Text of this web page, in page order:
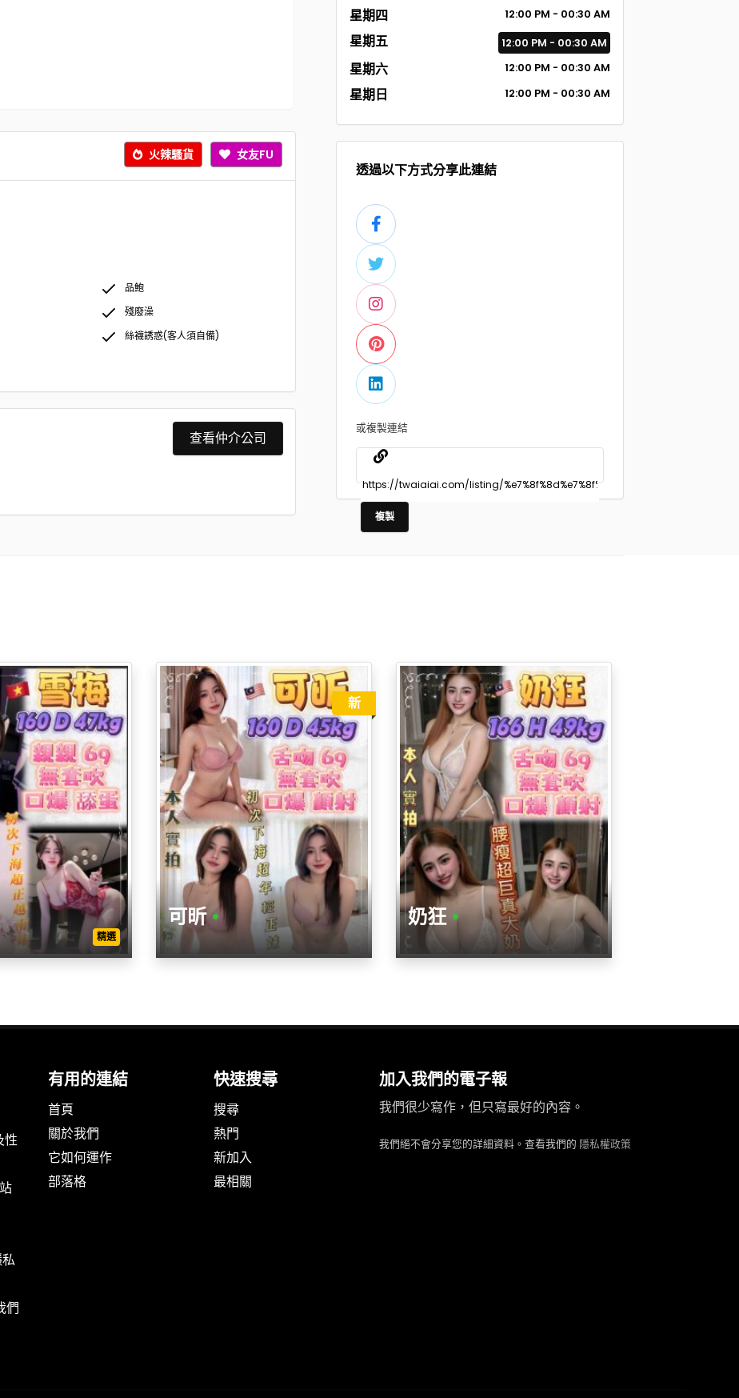
火辣騷貨 女友FU
品鮑
殘廢澡
絲襪誘惑(客人須自備)
查看仲介公司
星期四 12:00 PM - 00:30 AM
星期五 12:00 PM - 00:30 AM
星期六 12:00 PM - 00:30 AM
星期日 12:00 PM - 00:30 AM
透過以下方式分享此連結
或複製連結
複製
精選
新
可昕•
身材
奶狂•
身材
性別
國籍
膚色
性
們
有用的連結
首頁
關於我們
它如何運作
部落格
快速搜尋
搜尋
熱門
新加入
最相關
加入我們的電子報
我們很少寫作，但只寫最好的內容。
我們絕不會分享您的詳細資料。查看我們的 隱私權政策